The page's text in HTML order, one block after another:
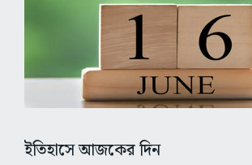
ইতিহাসে আজকের দিন